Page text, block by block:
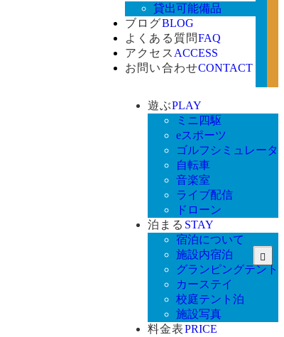
貸出可能備品
ブログBLOG
よくある質問FAQ
アクセス ACCESS
お問い合わせCONTACT
遊ぶPLAY
ミニ四駆
eスポーツ
ゴルフシミュレータ
自転車
音楽室
ライブ配信
ドローン
泊まる STAY
宿泊について
施設内宿泊
グランピングテント
カーステイ
校庭テント泊
施設写真
料金表PRICE